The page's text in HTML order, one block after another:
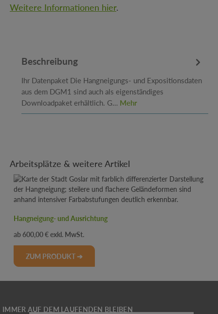
Weitere Informationen hier.
Beschreibung
Ihr Datenpaket Die Hangneigungs- und Expositionsdaten
aus dem DGM1 sind auch als eigenständiges
Downloadpaket erhältlich. G… Mehr
Produktgalerie überspringen
Arbeitsplätze & weitere Artikel
Hangneigung- und Ausrichtung
Regulärer Preis:
600,00 €
ZUM PRODUKT ➔